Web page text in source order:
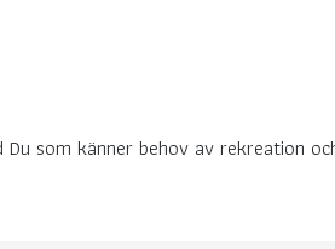
som känner behov av rekreation